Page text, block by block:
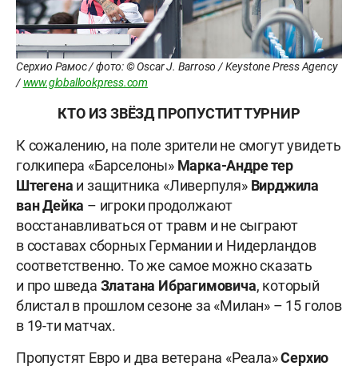
Серхио Рамос / фото: © Oscar J. Barroso / Keystone Press Agency
/ www.globallookpress.com
КТО ИЗ ЗВЁЗД ПРОПУСТИТ ТУРНИР
К сожалению, на поле зрители не смогут увидеть
голкипера «Барселоны» Марка-Андре тер
Штегена и защитника «Ливерпуля» Вирджила
ван Дейка – игроки продолжают
восстанавливаться от травм и не сыграют
в составах сборных Германии и Нидерландов
соответственно. То же самое можно сказать
и про шведа Златана Ибрагимовича, который
блистал в прошлом сезоне за «Милан» – 15 голов
в 19-ти матчах.
Пропустят Евро и два ветерана «Реала»Серхио